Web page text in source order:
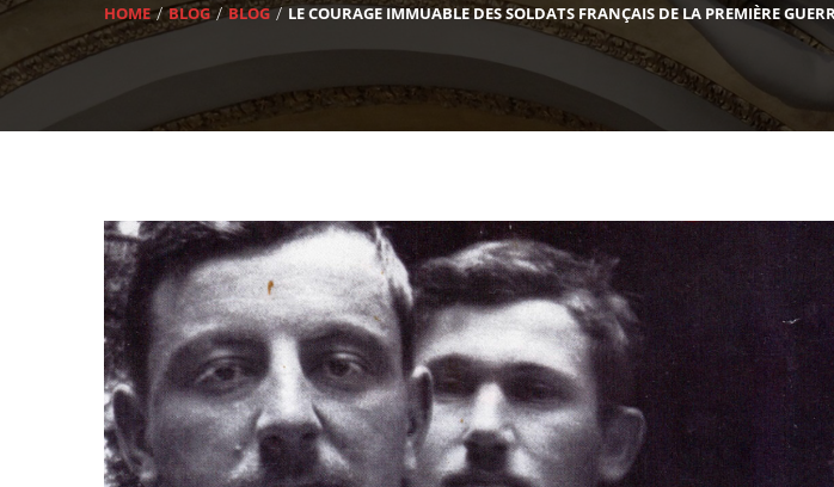
HOME BLOG BLOG LE COURAGE IMMUABLE DES SOLDATS FRANÇAIS DE LA PREMIÈRE